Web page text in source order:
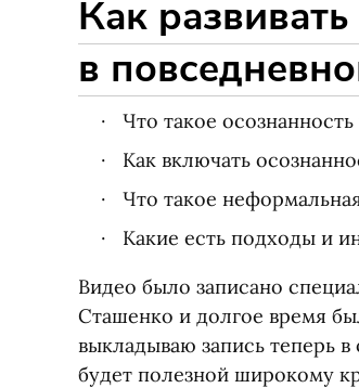
Как
в
Что такое осознанность
Как включать
Что такое
Какие есть подходы и
Видео было записано
Сташенко и долгое время
выкладываю запись теперь
будет полезной широкому